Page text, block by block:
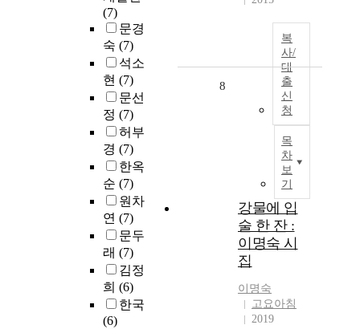
(7)
문경
숙 (7)
석소
현 (7)
문선
정 (7)
허부
경 (7)
한옥
순 (7)
원차
연 (7)
문두
래 (7)
김정
희 (6)
한국
(6)
복
사/
대
출
신
청
목
차
보
기
8
강물에 입
술 한 잔 :
이명숙 시
집
이명숙
고요아침
2019